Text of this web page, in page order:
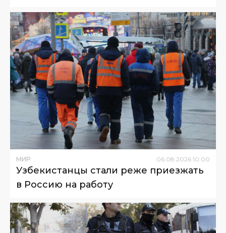
МИР 06.08.2026 10:00
Узбекистанцы стали реже приезжать
в Россию на работу